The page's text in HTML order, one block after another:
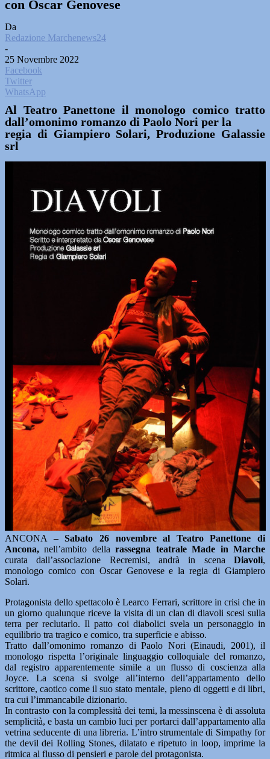
con Oscar Genovese
Da
Redazione Marchenews24
-
25 Novembre 2022
Facebook
Twitter
WhatsApp
Al Teatro Panettone il monologo comico tratto
dall’omonimo romanzo di Paolo Nori per la
regia di Giampiero Solari, Produzione Galassie
srl
ANCONA –Sabato 26 novembre al Teatro Panettone di
Ancona, nell’ambito dellarassegna teatrale Made in Marche
curata dall’associazione Recremisi, andrà in scena Diavoli,
monologo comico con Oscar Genovese e la regia di Giampiero
Solari.
Protagonista dello spettacolo è Learco Ferrari, scrittore in crisi che in
un giorno qualunque riceve la visita di un clan di diavoli scesi sulla
terra per reclutarlo. Il patto coi diabolici svela un personaggio in
equilibrio tra tragico e comico, tra superficie e abisso.
Tratto dall’omonimo romanzo di Paolo Nori (Einaudi, 2001), il
monologo rispetta l’originale linguaggio colloquiale del romanzo,
dal registro apparentemente simile a un flusso di coscienza alla
Joyce. La scena si svolge all’interno dell’appartamento dello
scrittore, caotico come il suo stato mentale, pieno di oggetti e di libri,
tra cui l’immancabile dizionario.
In contrasto con la complessità dei temi, la messinscena è di assoluta
semplicità, e basta un cambio luci per portarci dall’appartamento alla
vetrina seducente di una libreria. L’intro strumentale di Simpathy for
the devil dei Rolling Stones, dilatato e ripetuto in loop, imprime la
ritmica al flusso di pensieri e parole del protagonista.